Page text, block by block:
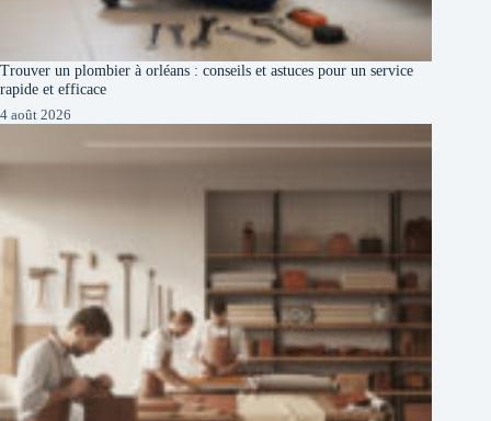
Trouver un plombier à orléans : conseils et astuces pour un service
rapide et efficace
4 août 2026